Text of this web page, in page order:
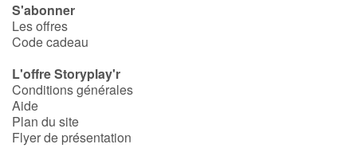
S'abonner
Les offres
Code cadeau
L'offre Storyplay'r
Conditions générales
Aide
Plan du site
Flyer de présentation